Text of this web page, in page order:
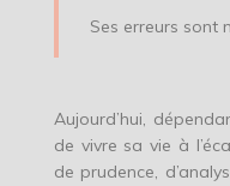
Ses erreurs sont
Aujourd’hui,
de vivre sa vie à
de prudence,